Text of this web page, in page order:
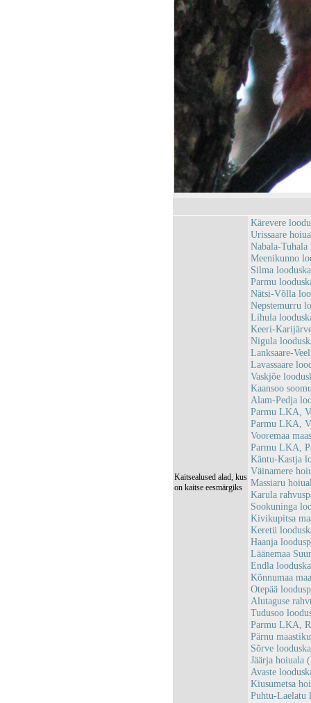
Kaitsealused alad, kus
on kaitse eesmärgiks
Kärevere
Urissaare
Nabala-
Meenikunno
Silma
Parmu
Nätsi-Võlla
Nepstemurru
Lihula
Keeri-
Nigula
Lanksaare-
Lavassaare
Vaskjõe
Kaansoo
Alam-Pedja
Parmu LKA,
Parmu LKA,
Vooremaa
Parmu LKA,
Käntu-Kastja
Väinamere
Massiaru
Karula
Sookuninga
Kivikupitsa
Keretü
Haanja
Läänemaa
Endla
Kõnnumaa
Otepää
Alutaguse
Tudusoo
Parmu LKA,
Pärnu
Sõrve
Jäärja hoiuala
Avaste
Kiusumetsa
Puhtu-Laelatu